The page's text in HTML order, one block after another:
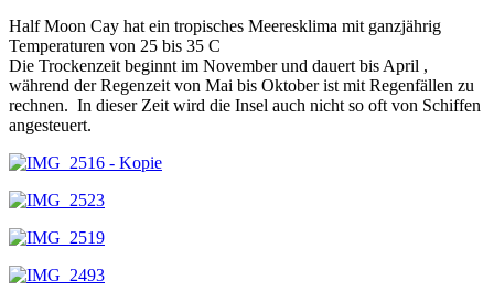
Half Moon Cay hat ein tropisches Meeresklima mit ganzjährig
Temperaturen von 25 bis 35 C
Die Trockenzeit beginnt im November und dauert bis April ,
während der Regenzeit von Mai bis Oktober ist mit Regenfällen zu
rechnen. In dieser Zeit wird die Insel auch nicht so oft von Schiffen
angesteuert.